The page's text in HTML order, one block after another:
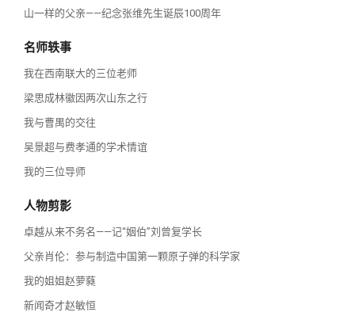
山一样的父亲——纪念张维先生诞辰100周年
名师轶事
我在西南联大的三位老师
梁思成林徽因两次山东之行
我与曹禺的交往
吴景超与费孝通的学术情谊
我的三位导师
人物剪影
卓越从来不务名——记“姻伯”刘曾复学长
父亲肖伦：参与制造中国第一颗原子弹的科学家
我的姐姐赵萝蕤
新闻奇才赵敏恒